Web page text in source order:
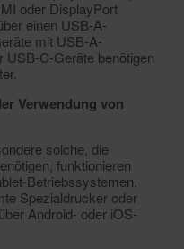
oder DisplayPort
einen USB-A-
mit USB-A-
C-Geräte benötigen
Verwendung von
solche, die
funktionieren
Betriebssystemen.
Spezialdrucker oder
Android- oder iOS-